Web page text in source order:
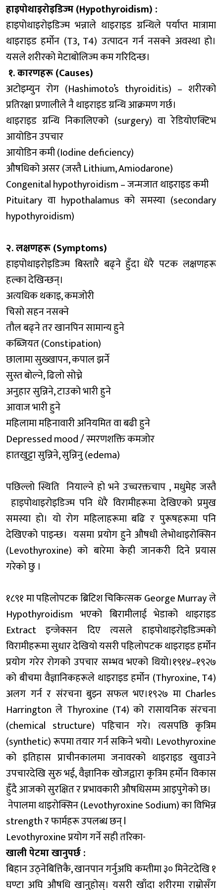
हाइपोथाइरोइडिज्म (Hypothyroidism) :
हाइपोथाइरोइडिज्म भन्नाले थाइराइड ग्रन्थिले पर्याप्त मात्रामा
थाइराइड हर्मोन (T3, T4) उत्पादन गर्न नसक्ने अवस्था हो।
यसले शरीरको मेटाबोलिज्म कम गरिदिन्छ।
१. कारणहरू (Causes)
अटोइम्युन रोग (Hashimoto’s thyroiditis) – शरीरको
प्रतिरक्षा प्रणालीले नै थाइराइड ग्रन्थि आक्रमण गर्छ।
थाइराइड ग्रन्थि निकालिएको (surgery) वा रेडियोएक्टिभ
आयोडिन उपचार
आयोडिन कमी (Iodine deficiency)
औषधिको असर (जस्तै Lithium, Amiodarone)
Congenital hypothyroidism – जन्मजात थाइराइड कमी
Pituitary वा hypothalamus को समस्या (secondary
hypothyroidism)
२. लक्षणहरू (Symptoms)
हाइपोथाइरोइडिज्म बिस्तारै बढ्ने हुँदा धेरै पटक लक्षणहरू
हल्का देखिन्छन्।
अत्यधिक थकाइ, कमजोरी
चिसो सहन नसक्ने
तौल बढ्ने तर खानपिन सामान्य हुने
कब्जियत (Constipation)
छालामा सुख्खापन, कपाल झर्ने
सुस्त बोल्ने, ढिलो सोच्ने
अनुहार सुन्निने, टाउको भारी हुने
आवाज भारी हुने
महिलामा महिनावारी अनियमित वा बढी हुने
Depressed mood / स्मरणशक्ति कमजोर
हातखुट्टा सुन्निने, सुन्निनु (edema)
पछिल्लाे स्थिति नियाल्ने हाे भने उच्चरक्तचाप , मधुमेह जस्तै
हाइपोथाइरोइडिज्म पनि धेरै विरामीहरूमा देखिएकाे प्रमुख
समस्या हाे। याे राेग महिलाहरूमा बढि र पुरूषहरूमा पनि
देखिएकाे पाइन्छ। यसमा प्रयाेग हुने औषधी लेभोथाइरोक्सिन
(Levothyroxine) काे बारेमा केही जानकरी दिने प्रयास
गरेकाे छु ।
१८९१ मा पहिलोपटक ब्रिटिश चिकित्सक George Murray ले
Hypothyroidism भएको बिरामीलाई भेडाको थाइराइड
Extract इन्जेक्सन दिए त्यसले हाइपोथाइरोइडिज्मकाे
विरामीहरूमा सुधार देखियाे यसरी पहिलाेपटक थाइराइड हर्मोन
प्रयोग गरेर रोगको उपचार सम्भव भएको थियो।१९१४–१९२७
को बीचमा वैज्ञानिकहरूले थाइराइड हर्मोन (Thyroxine, T4)
अलग गर्न र संरचना बुझ्न सफल भए।१९२७ मा Charles
Harrington ले Thyroxine (T4) को रासायनिक संरचना
(chemical structure) पहिचान गरे। त्यसपछि कृत्रिम
(synthetic) रूपमा तयार गर्न सकिने भयो। Levothyroxine
को इतिहास प्राचीनकालमा जनावरको थाइराइड खुवाउने
उपचारदेखि सुरु भई, वैज्ञानिक खोजद्वारा कृत्रिम हर्मोन विकास
हुँदै आजको सुरक्षित र प्रभावकारी औषधिसम्म आइपुगेको छ।
नेपालमा थाइरोक्सिन (Levothyroxine Sodium) का विभिन्न
strength र फार्महरू उपलब्ध छन् l
Levothyroxine प्रयोग गर्ने सही तरिका-
खाली पेटमा खानुपर्छ :
बिहान उठ्नेबित्तिकै, खानपान गर्नुअघि कम्तीमा ३० मिनेटदेखि १
घण्टा अघि औषधि खानुहोस्। यसरी खाँदा शरीरमा राम्रोसँग